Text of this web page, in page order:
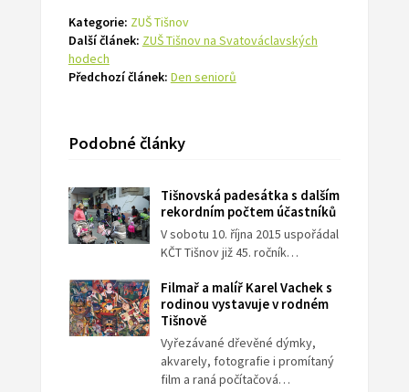
Kategorie: ZUŠ Tišnov
Další článek: ZUŠ Tišnov na Svatováclavských
hodech
Předchozí článek: Den seniorů
Podobné články
Tišnovská padesátka s dalším
rekordním počtem účastníků
V sobotu 10. října 2015 uspořádal
KČT Tišnov již 45. ročník…
Filmař a malíř Karel Vachek s
rodinou vystavuje v rodném
Tišnově
Vyřezávané dřevěné dýmky,
akvarely, fotografie i promítaný
film a raná počítačová…